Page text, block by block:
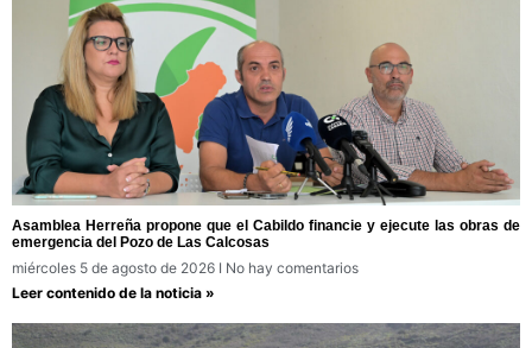
Asamblea Herreña propone que el Cabildo financie y ejecute las obras de
emergencia del Pozo de Las Calcosas
miércoles 5 de agosto de 2026
No hay comentarios
Leer contenido de la noticia »